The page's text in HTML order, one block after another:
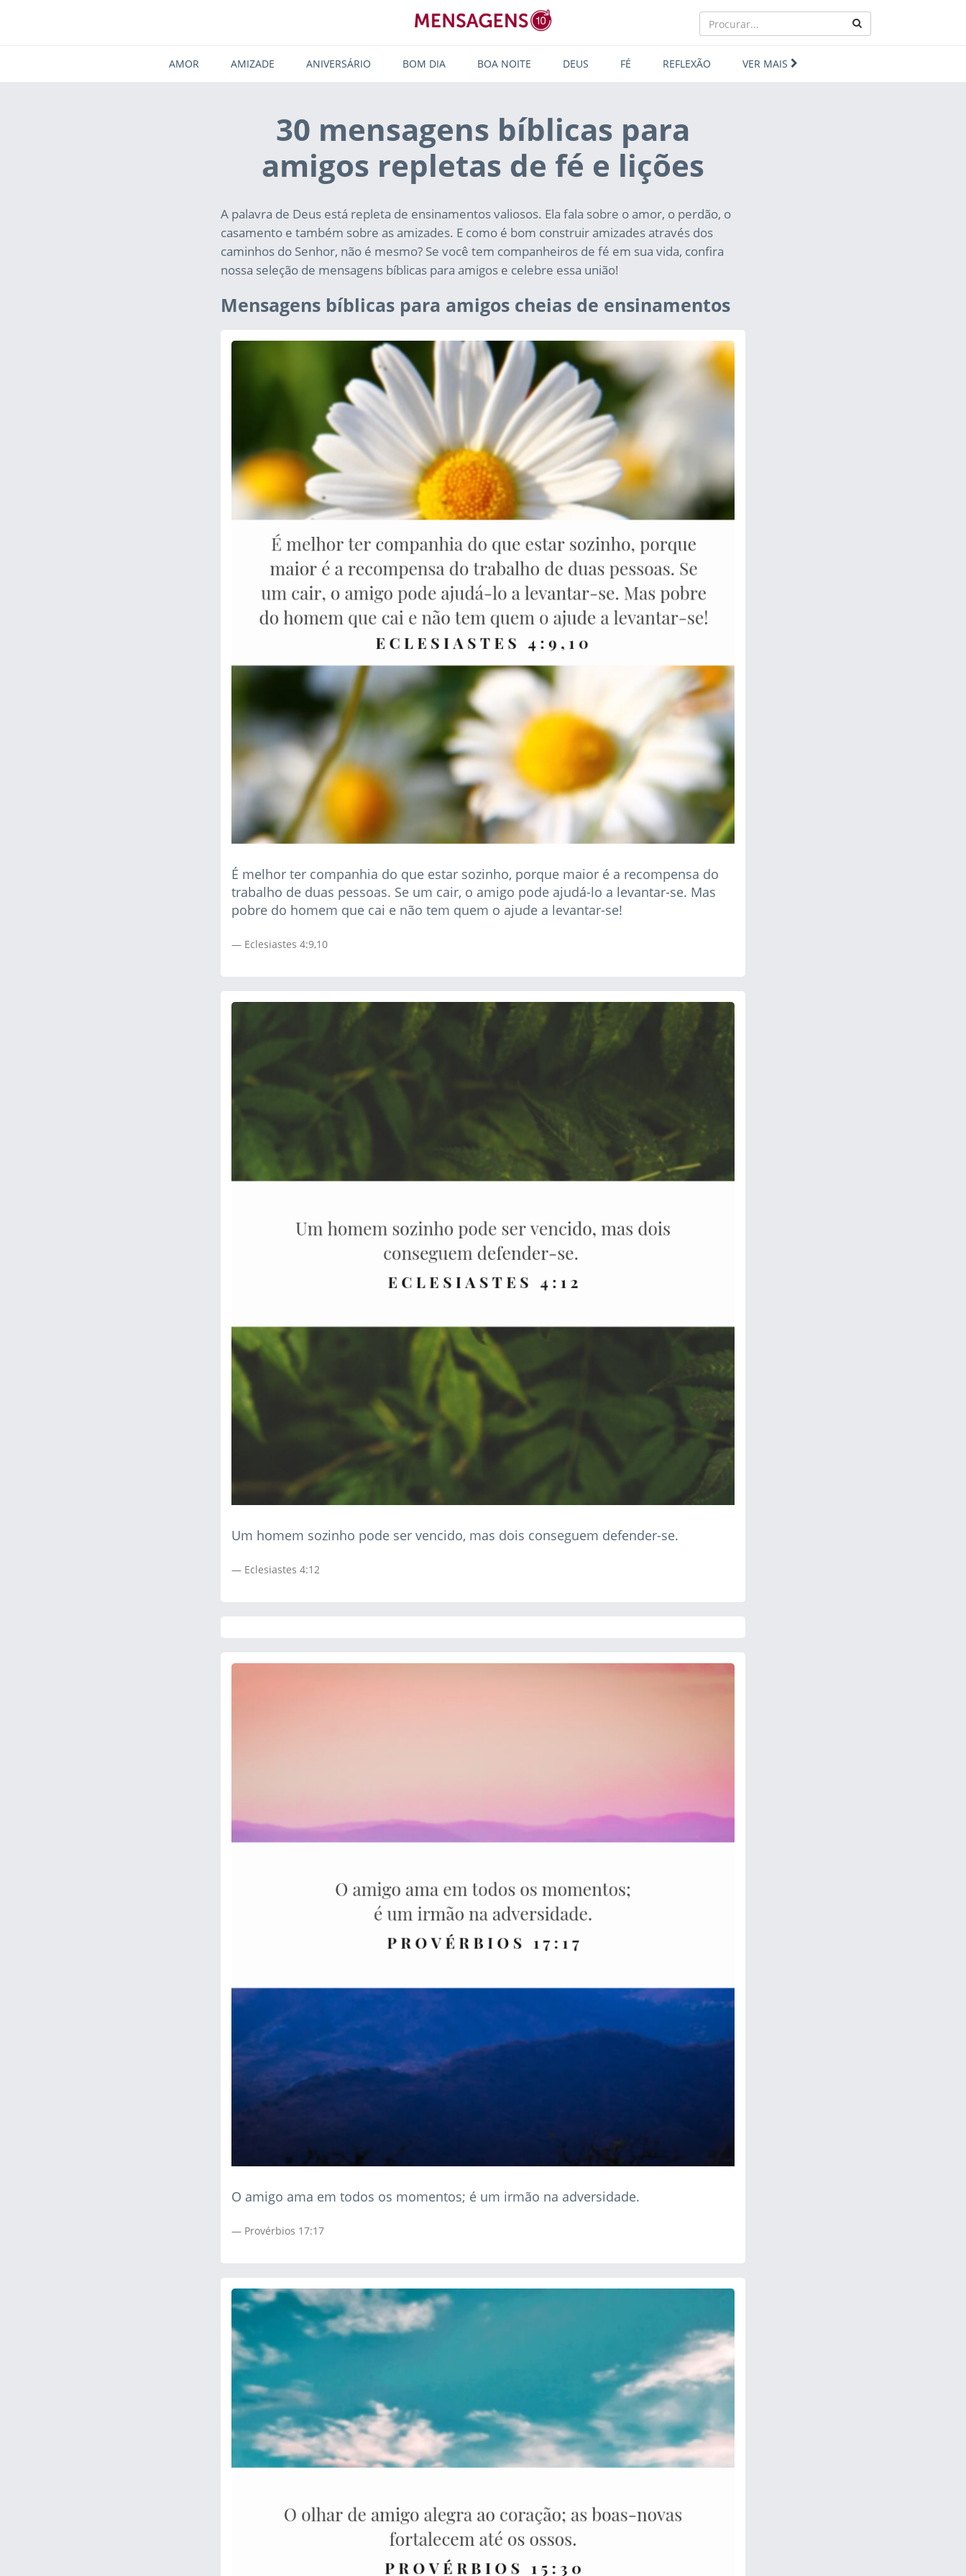
AMOR AMIZADE ANIVERSÁRIO BOM DIA BOA NOITE DEUS FÉ REFLEXÃO VER MAIS
30 mensagens bíblicas para
amigos repletas de fé e lições
A palavra de Deus está repleta de ensinamentos valiosos. Ela fala sobre o amor, o perdão, o
casamento e também sobre as amizades. E como é bom construir amizades através dos
caminhos do Senhor, não é mesmo? Se você tem companheiros de fé em sua vida, confira
nossa seleção de mensagens bíblicas para amigos e celebre essa união!
Mensagens bíblicas para amigos cheias de ensinamentos
É melhor ter companhia do que estar sozinho, porque maior é a recompensa do
trabalho de duas pessoas. Se um cair, o amigo pode ajudá-lo a levantar-se. Mas
pobre do homem que cai e não tem quem o ajude a levantar-se!
Eclesiastes 4:9,10
Um homem sozinho pode ser vencido, mas dois conseguem defender-se.
Eclesiastes 4:12
O amigo ama em todos os momentos; é um irmão na adversidade.
Provérbios 17:17